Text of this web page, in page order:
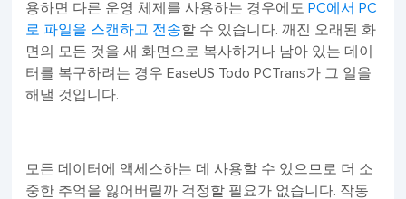
용하면 다른 운영 체제를 사용하는 경우에도 PC에서 PC
로 파일을 스캔하고 전송할 수 있습니다. 깨진 오래된 화
면의 모든 것을 새 화면으로 복사하거나 남아 있는 데이
터를 복구하려는 경우 EaseUS Todo PCTrans가 그 일을
해낼 것입니다.
모든 데이터에 액세스하는 데 사용할 수 있으므로 더 소
중한 추억을 잃어버릴까 걱정할 필요가 없습니다. 작동